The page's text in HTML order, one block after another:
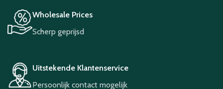
Wholesale Prices
Scherp geprijsd
Uitstekende Klantenservice
Persoonlijk contact mogelijk